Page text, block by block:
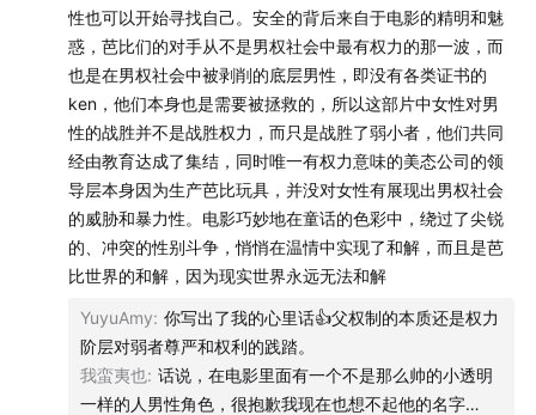
【Shownote】
第一部分 聊《芭比》
性破防了，觉得不会吧”
《芭比》作为后女性主义时代的作品，压缩了诸多议
性也可以开始寻找自己。安全的背后来自于电影的精明和魅
惑，芭比们的对手从不是男权社会中最有权力的那一波，而
也是在男权社会中被剥削的底层男性，即没有各类证书的
ken，他们本身也是需要被拯救的，所以这部片中女性对男
性的战胜并不是战胜权力，而只是战胜了弱小者，他们共同
经由教育达成了集结，同时唯一有权力意味的美态公司的领
导层本身因为生产芭比玩具，并没对女性有展现出男权社会
的威胁和暴力性。电影巧妙地在童话的色彩中，绕过了尖锐
的、冲突的性别斗争，悄悄在温情中实现了和解，而且是芭
比世界的和解，因为现实世界永远无法和解
YuyuAmy: 你写出了我的心里话👍父权制的本质还是权力
阶层对弱者尊严和权利的践踏。
我蛮夷也: 话说，在电影里面有一个不是那么帅的小透明
一样的人男性角色，很抱歉我现在也想不起他的名字…